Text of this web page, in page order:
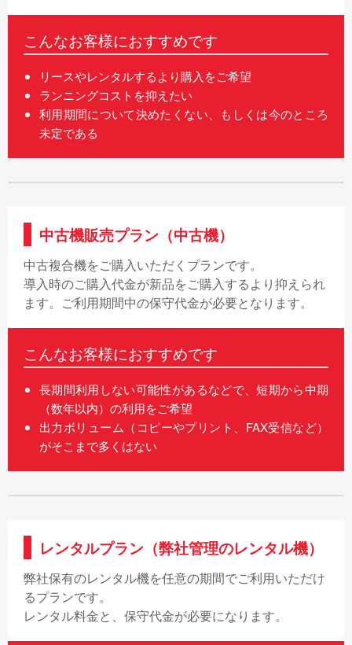
こんなお客様におすすめです
リースやレンタルするより購入をご希望
ランニングコストを抑えたい
利用期間について決めたくない、もしくは今のところ
未定である
中古機販売プラン（中古機）
中古複合機をご購入いただくプランです。
導入時のご購入代金が新品をご購入するより抑えられ
ます。ご利用期間中の保守代金が必要となります。
こんなお客様におすすめです
長期間利用しない可能性があるなどで、短期から中期
（数年以内）の利用をご希望
出力ボリューム（コピーやプリント、FAX受信など）
がそこまで多くはない
レンタルプラン（弊社管理のレンタル機）
弊社保有のレンタル機を任意の期間でご利用いただけ
るプランです。
レンタル料金と、保守代金が必要になります。